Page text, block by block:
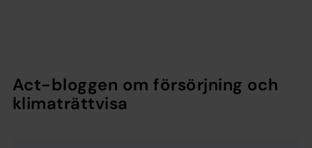
Act-bloggen om försörjning och
klimaträttvisa